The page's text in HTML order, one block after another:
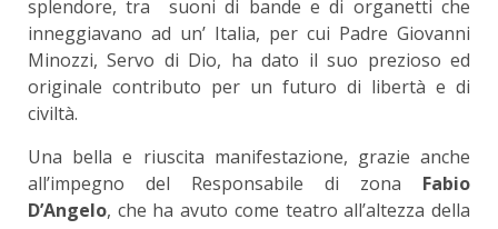
splendore, tra suoni di bande e di organetti che
inneggiavano ad un’ Italia, per cui Padre Giovanni
Minozzi, Servo di Dio, ha dato il suo prezioso ed
originale contributo per un futuro di libertà e di
civiltà.
Una bella e riuscita manifestazione, grazie anche
all’impegno del Responsabile di zona Fabio
D’Angelo, che ha avuto come teatro all’altezza della